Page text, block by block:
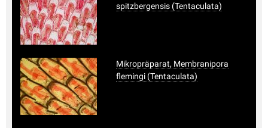
spitzbergensis (Tentaculata)
Mikropräparat, Membranipora
flemingi (Tentaculata)